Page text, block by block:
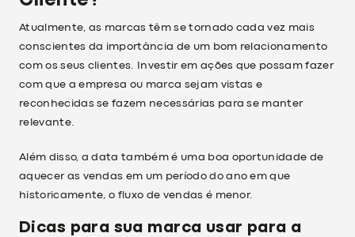
Atualmente, as marcas têm se tornado cada vez mais
conscientes da importância de um bom relacionamento
com os seus clientes. Investir em ações que possam fazer
com que a empresa ou marca sejam vistas e
reconhecidas se fazem necessárias para se manter
relevante.
Além disso, a data também é uma boa oportunidade de
aquecer as vendas em um período do ano em que
historicamente, o fluxo de vendas é menor.
Dicas para sua marca usar para a